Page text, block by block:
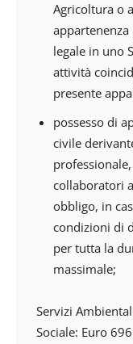
Agricoltura o
legale in uno
attività
presente
possesso di
civile
collaboratori
obbligo, in
condizioni di
per tutta la
massimale;
Servizi
Sociale: Euro